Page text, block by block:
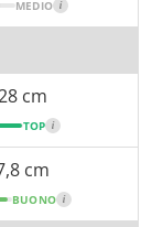
MEDIO i
cm
TOP i
cm
BUONO i